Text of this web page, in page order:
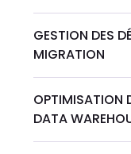
GESTION DES
MIGRATION
OPTIMISATION
DATA